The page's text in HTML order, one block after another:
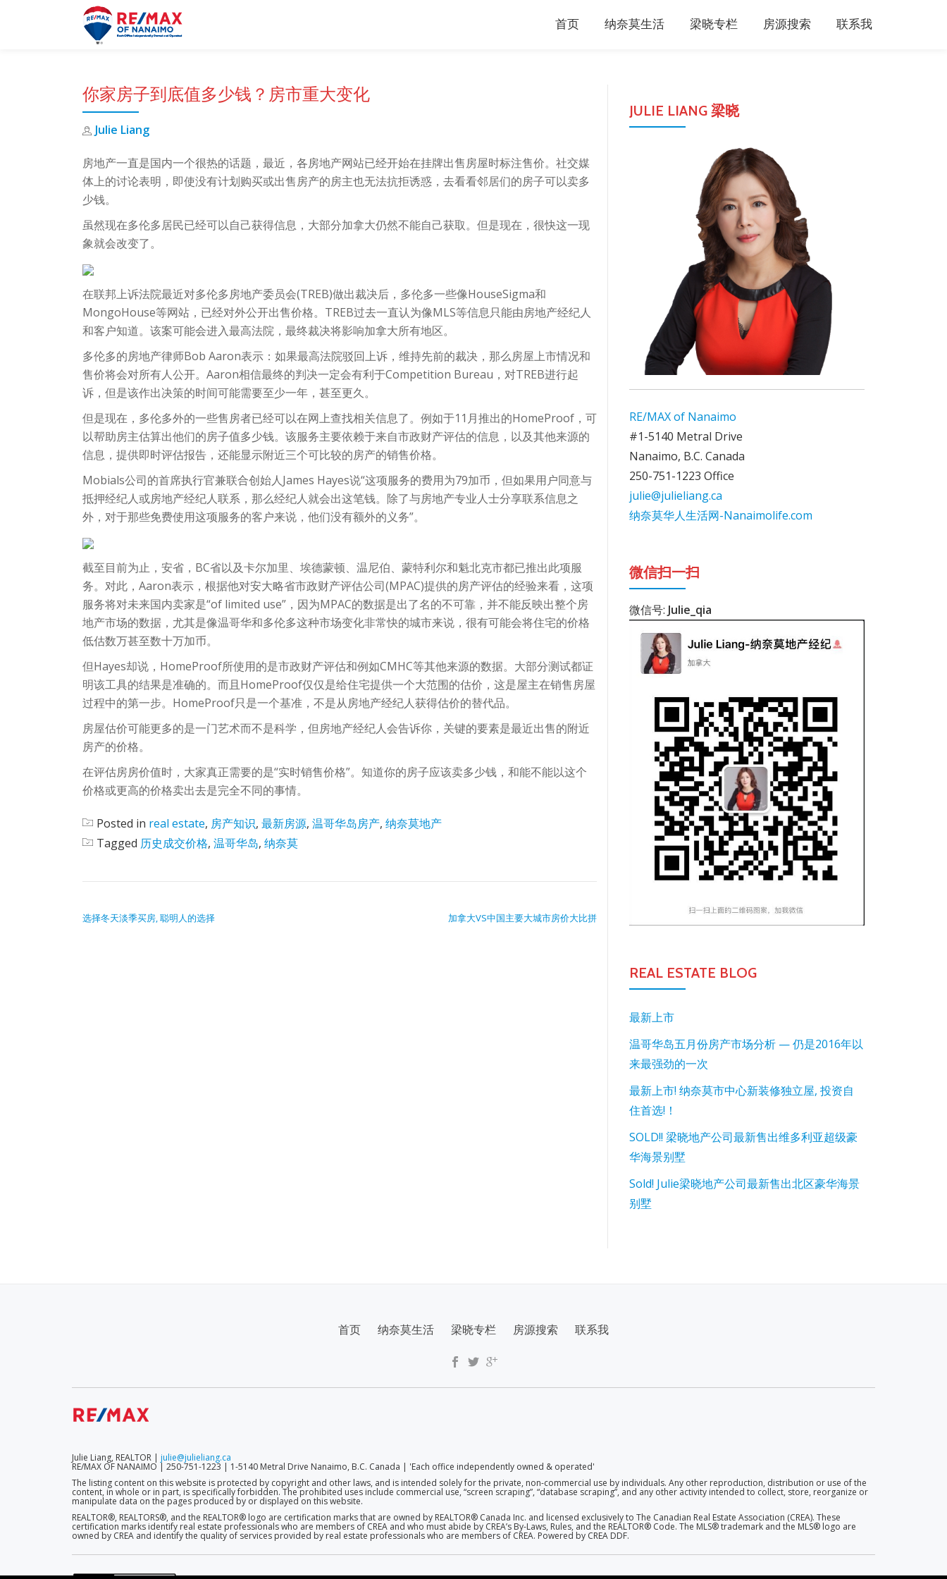
首页 纳奈莫生活 梁晓专栏 房源搜索 联系我
你家房子到底值多少钱？房市重大变化
Julie Liang
房地产一直是国内一个很热的话题，最近，各房地产网站已经开始在挂牌出售房屋时标注售价。社交媒
体上的讨论表明，即使没有计划购买或出售房产的房主也无法抗拒诱惑，去看看邻居们的房子可以卖多
少钱。
虽然现在多伦多居民已经可以自己获得信息，大部分加拿大仍然不能自己获取。但是现在，很快这一现
象就会改变了。
在联邦上诉法院最近对多伦多房地产委员会(TREB)做出裁决后，多伦多一些像HouseSigma和
MongoHouse等网站，已经对外公开出售价格。TREB过去一直认为像MLS等信息只能由房地产经纪人
和客户知道。该案可能会进入最高法院，最终裁决将影响加拿大所有地区。
多伦多的房地产律师Bob Aaron表示：如果最高法院驳回上诉，维持先前的裁决，那么房屋上市情况和
售价将会对所有人公开。Aaron相信最终的判决一定会有利于Competition Bureau，对TREB进行起
诉，但是该作出决策的时间可能需要至少一年，甚至更久。
但是现在，多伦多外的一些售房者已经可以在网上查找相关信息了。例如于11月推出的HomeProof，可
以帮助房主估算出他们的房子值多少钱。该服务主要依赖于来自市政财产评估的信息，以及其他来源的
信息，提供即时评估报告，还能显示附近三个可比较的房产的销售价格。
Mobials公司的首席执行官兼联合创始人James Hayes说“这项服务的费用为79加币，但如果用户同意与
抵押经纪人或房地产经纪人联系，那么经纪人就会出这笔钱。除了与房地产专业人士分享联系信息之
外，对于那些免费使用这项服务的客户来说，他们没有额外的义务”。
截至目前为止，安省，BC省以及卡尔加里、埃德蒙顿、温尼伯、蒙特利尔和魁北克市都已推出此项服
务。对此，Aaron表示，根据他对安大略省市政财产评估公司(MPAC)提供的房产评估的经验来看，这项
服务将对未来国内卖家是“of limited use”，因为MPAC的数据是出了名的不可靠，并不能反映出整个房
地产市场的数据，尤其是像温哥华和多伦多这种市场变化非常快的城市来说，很有可能会将住宅的价格
低估数万甚至数十万加币。
但Hayes却说，HomeProof所使用的是市政财产评估和例如CMHC等其他来源的数据。大部分测试都证
明该工具的结果是准确的。而且HomeProof仅仅是给住宅提供一个大范围的估价，这是屋主在销售房屋
过程中的第一步。HomeProof只是一个基准，不是从房地产经纪人获得估价的替代品。
房屋估价可能更多的是一门艺术而不是科学，但房地产经纪人会告诉你，关键的要素是最近出售的附近
房产的价格。
在评估房房价值时，大家真正需要的是“实时销售价格”。知道你的房子应该卖多少钱，和能不能以这个
价格或更高的价格卖出去是完全不同的事情。
Posted in real estate, 房产知识, 最新房源, 温哥华岛房产, 纳奈莫地产
Tagged 历史成交价格, 温哥华岛, 纳奈莫
选择冬天淡季买房, 聪明人的选择 加拿大VS中国主要大城市房价大比拼
JULIE LIANG 梁晓
RE/MAX of Nanaimo
#1-5140 Metral Drive
Nanaimo, B.C. Canada
250-751-1223 Office
julie@julieliang.ca
纳奈莫华人生活网-Nanaimolife.com
微信扫一扫
微信号: Julie_qia
REAL ESTATE BLOG
最新上市
温哥华岛五月份房产市场分析 — 仍是2016年以
来最强劲的一次
最新上市! 纳奈莫市中心新装修独立屋, 投资自
住首选!！
SOLD!! 梁晓地产公司最新售出维多利亚超级豪
华海景别墅
Sold! Julie梁晓地产公司最新售出北区豪华海景
别墅
首页 纳奈莫生活 梁晓专栏 房源搜索 联系我
Julie Liang, REALTOR | julie@julieliang.ca
RE/MAX OF NANAIMO | 250-751-1223 | 1-5140 Metral Drive Nanaimo, B.C. Canada | 'Each office independently owned & operated'
The listing content on this website is protected by copyright and other laws, and is intended solely for the private, non-commercial use by individuals. Any other reproduction, distribution or use of the
content, in whole or in part, is specifically forbidden. The prohibited uses include commercial use, “screen scraping”, “database scraping”, and any other activity intended to collect, store, reorganize or
manipulate data on the pages produced by or displayed on this website.
REALTOR®, REALTORS®, and the REALTOR® logo are certification marks that are owned by REALTOR® Canada Inc. and licensed exclusively to The Canadian Real Estate Association (CREA). These
certification marks identify real estate professionals who are members of CREA and who must abide by CREA’s By-Laws, Rules, and the REALTOR® Code. The MLS® trademark and the MLS® logo are
owned by CREA and identify the quality of services provided by real estate professionals who are members of CREA. Powered by CREA DDF.